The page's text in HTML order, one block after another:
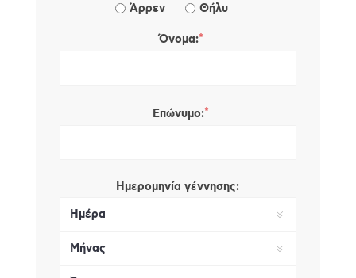
Άρρεν
Θήλυ
Όνομα:*
Επώνυμο:*
Ημερομηνία γέννησης: